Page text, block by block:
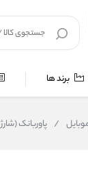
برند ها
/ پاوربانک